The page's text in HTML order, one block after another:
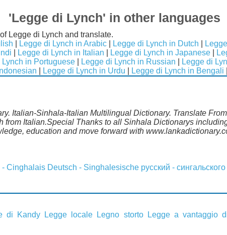
'Legge di Lynch' in other languages
Legge di Lynch and translate.
Legge di Lynch in Arabic Legge di Lynch in Dutch
Legge di Lynch in Italian Legge di Lynch in Japanese
Lynch in Portuguese Legge di Lynch in Russian Legge di
Legge di Lynch in Urdu Legge di Lynch in Bengali
Italian-Sinhala-Italian Multilingual Dictionary. Translate
from Italian.Special Thanks to all Sinhala Dictionarys
education and move forward with
- Cinghalais Deutsch - Singhalesische русский - сингальского
di Kandy Legge locale Legno storto Legge a vantaggio